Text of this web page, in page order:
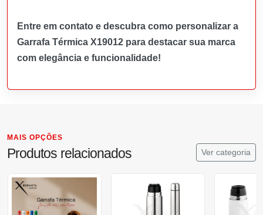
Entre em contato e descubra como personalizar a
Garrafa Térmica X19012 para destacar sua marca
com elegância e funcionalidade!
MAIS OPÇÕES
Produtos relacionados Ver categoria